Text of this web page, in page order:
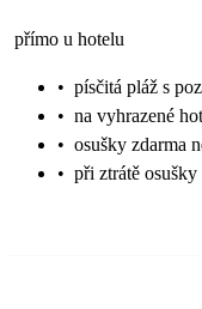
přímo u hotelu
• písčitá pláž s
• na vyhrazené
• osušky zdarma
• při ztrátě